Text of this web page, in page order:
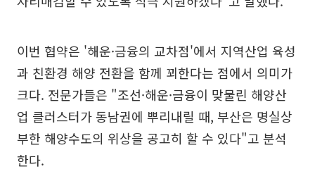
이번 협약은 '해운·금융의 교차점'에서 지역산업 육성
과 친환경 해양 전환을 함께 꾀한다는 점에서 의미가
크다. 전문가들은 "조선·해운·금융이 맞물린 해양산
업 클러스터가 동남권에 뿌리내릴 때, 부산은 명실상
부한 해양수도의 위상을 공고히 할 수 있다"고 분석
한다.